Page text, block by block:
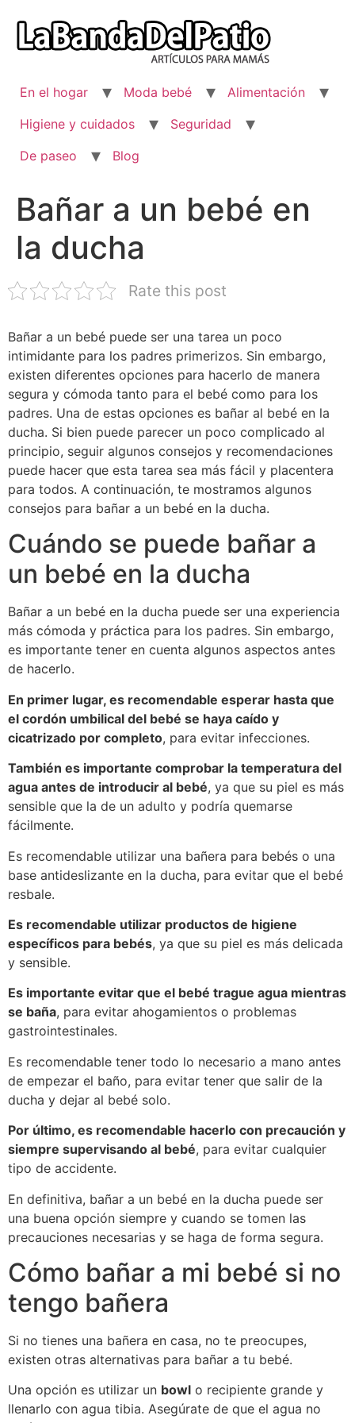
contenido
En el hogar Moda bebé
Alimentación
Higiene y cuidados
Seguridad
De paseo
Blog
Bañar a un bebé en
la ducha
Rate this post
Bañar a un bebé puede ser una tarea un poco
intimidante para los padres primerizos. Sin embargo,
existen diferentes opciones para hacerlo de manera
segura y cómoda tanto para el bebé como para los
padres. Una de estas opciones es bañar al bebé en la
ducha. Si bien puede parecer un poco complicado al
principio, seguir algunos consejos y recomendaciones
puede hacer que esta tarea sea más fácil y placentera
para todos. A continuación, te mostramos algunos
consejos para bañar a un bebé en la ducha.
Cuándo se puede bañar a
un bebé en la ducha
Bañar a un bebé en la ducha puede ser una experiencia
más cómoda y práctica para los padres. Sin embargo,
es importante tener en cuenta algunos aspectos antes
de hacerlo.
En primer lugar, es recomendable esperar hasta que
el cordón umbilical del bebé se haya caído y
cicatrizado por completo, para evitar infecciones.
También es importante comprobar la temperatura del
agua antes de introducir al bebé, ya que su piel es más
sensible que la de un adulto y podría quemarse
fácilmente.
Es recomendable utilizar una bañera para bebés o una
base antideslizante en la ducha, para evitar que el bebé
resbale.
Es recomendable utilizar productos de higiene
específicos para bebés, ya que su piel es más delicada
y sensible.
Es importante evitar que el bebé trague agua mientras
se baña, para evitar ahogamientos o problemas
gastrointestinales.
Es recomendable tener todo lo necesario a mano antes
de empezar el baño, para evitar tener que salir de la
ducha y dejar al bebé solo.
Por último, es recomendable hacerlo con precaución y
siempre supervisando al bebé, para evitar cualquier
tipo de accidente.
En definitiva, bañar a un bebé en la ducha puede ser
una buena opción siempre y cuando se tomen las
precauciones necesarias y se haga de forma segura.
Cómo bañar a mi bebé si no
tengo bañera
Si no tienes una bañera en casa, no te preocupes,
existen otras alternativas para bañar a tu bebé.
Una opción es utilizar un bowl o recipiente grande y
llenarlo con agua tibia. Asegúrate de que el agua no